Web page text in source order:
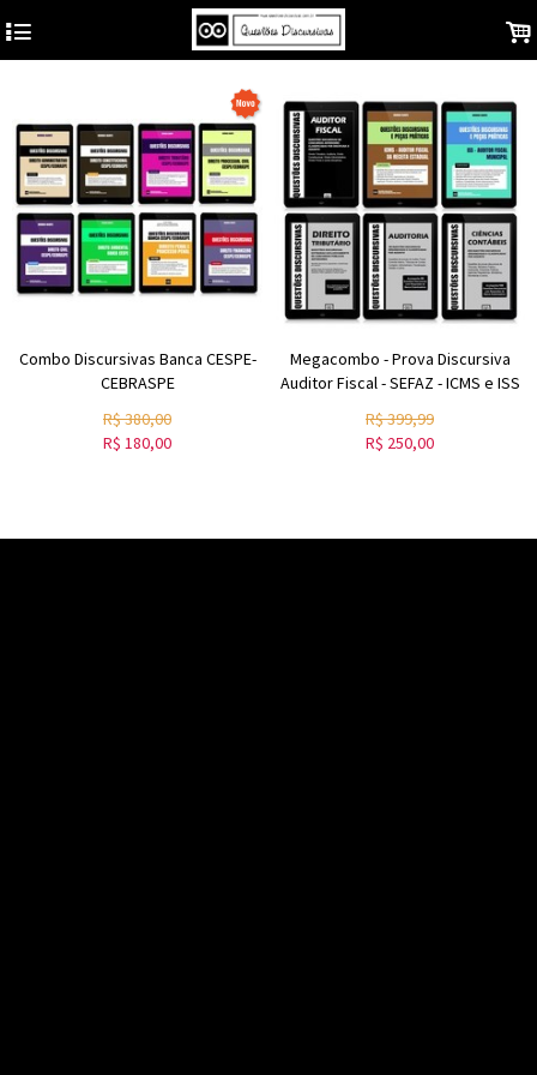
4 .
Combo Discursivas Banca CESPE-
CEBRASPE
R$380,00
R$ 180,00
Megacombo - Prova Discursiva
Auditor Fiscal - SEFAZ - ICMS e ISS
R$399,99
R$ 250,00